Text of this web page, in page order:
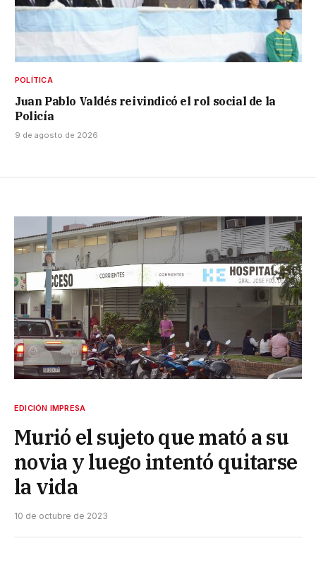
POLÍTICA
Juan Pablo Valdés reivindicó el rol social de la
Policía
9 de agosto de 2026
EDICIÓN IMPRESA
Murió el sujeto que mató a su
novia y luego intentó quitarse
la vida
10 de octubre de 2023